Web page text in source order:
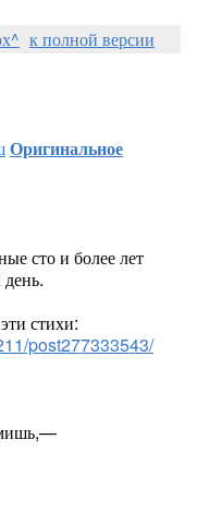
к полной версии
Оригинальное
сто и более лет
стихи:
post277333543/